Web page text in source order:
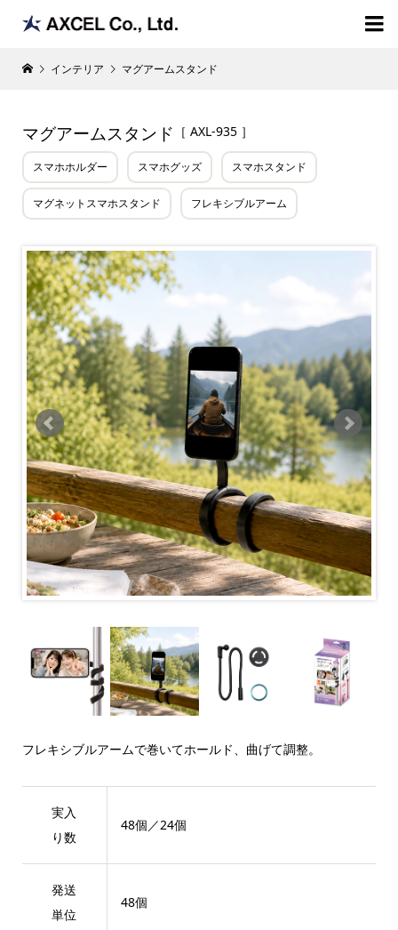

インテリア マグアームスタンド
マグアームスタンド ［ AXL-935 ］
スマホホルダー スマホグッズ スマホスタンド
マグネットスマホスタンド フレキシブルアーム
フレキシブルアームで巻いてホールド、曲げて調整。
実入
り数
48個／24個
発送
単位
48個